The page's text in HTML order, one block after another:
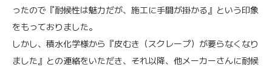
ったので『耐候性は魅力だが、施工に手間が掛かる』という印象
をもっておりました。
しかし、積水化学様から『皮むき（スクレープ）が要らなくなり
ました』との連絡をいただき、それ以降、他メーカーさんに耐候